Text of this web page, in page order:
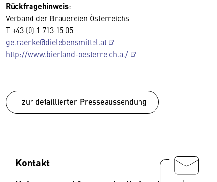
Rückfragehinweis:
Verband der Brauereien Österreichs
T +43 (0) 1 713 15 05
getraenke@dielebensmittel.at
http://www.bierland-oesterreich.at/
zur detaillierten Presseaussendung
Kontakt